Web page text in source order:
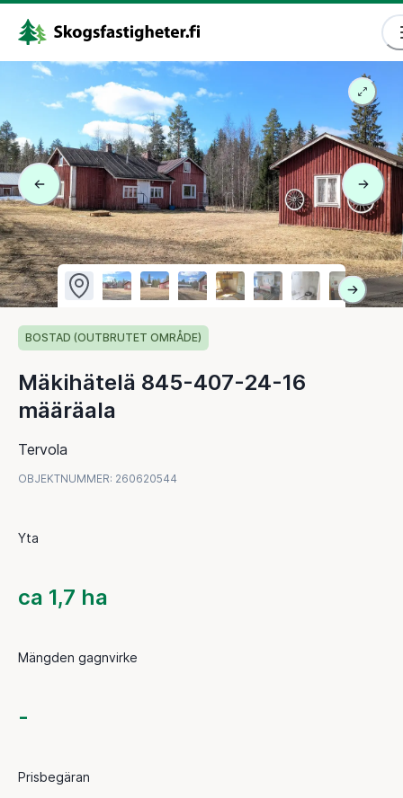
BOSTAD (OUTBRUTET OMRÅDE)
Mäkihätelä 845-407-24-16
määräala
Tervola
OBJEKTNUMMER: 260620544
Yta
ca 1,7 ha
Mängden gagnvirke
-
Prisbegäran